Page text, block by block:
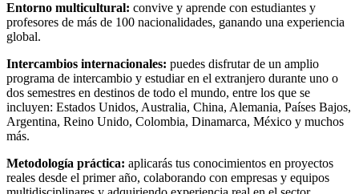
Entorno multicultural: convive y aprende con estudiantes y
profesores de más de 100 nacionalidades, ganando una experiencia
global.
Intercambios internacionales: puedes disfrutar de un amplio
programa de intercambio y estudiar en el extranjero durante uno o
dos semestres en destinos de todo el mundo, entre los que se
incluyen: Estados Unidos, Australia, China, Alemania, Países Bajos,
Argentina, Reino Unido, Colombia, Dinamarca, México y muchos
más.
Metodología práctica: aplicarás tus conocimientos en proyectos
reales desde el primer año, colaborando con empresas y equipos